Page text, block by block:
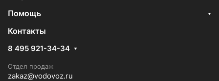
Помощь
Контакты
8 495 921-34-34
Отдел продаж
zakaz@vodovoz.ru